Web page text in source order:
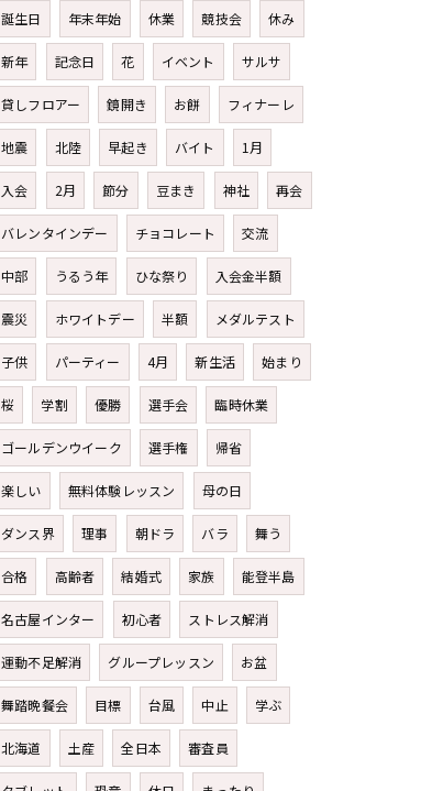
誕生日 年末年始 休業 競技会 休み
新年 記念日 花 イベント サルサ
貸しフロアー 鏡開き お餅 フィナーレ
地震 北陸 早起き バイト 1月
入会 2月 節分 豆まき 神社 再会
バレンタインデー チョコレート 交流
中部 うるう年 ひな祭り 入会金半額
震災 ホワイトデー 半額 メダルテスト
子供 パーティー 4月 新生活 始まり
桜 学割 優勝 選手会 臨時休業
ゴールデンウイーク 選手権 帰省
楽しい 無料体験レッスン 母の日
ダンス界 理事 朝ドラ バラ 舞う
合格 高齢者 結婚式 家族 能登半島
名古屋インター 初心者 ストレス解消
運動不足解消 グループレッスン お盆
舞踏晩餐会 目標 台風 中止 学ぶ
北海道 土産 全日本 審査員